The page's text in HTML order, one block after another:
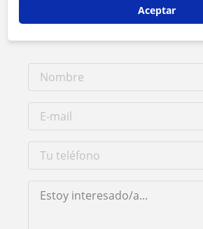
1ª clase gratis
Aceptar